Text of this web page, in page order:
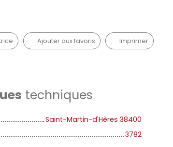
Ajouter aux favoris Imprimer
techniques
Saint-Martin-d'Hères 38400
3782